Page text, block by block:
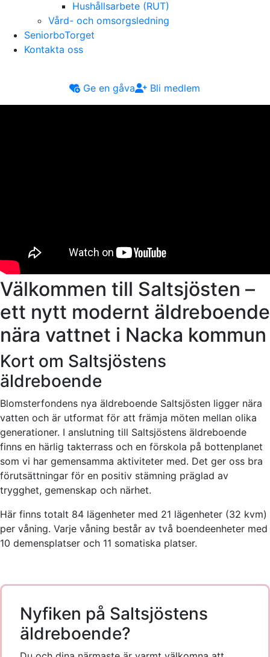
Hushållsarbete (RUT)
Vård- och omsorgsledning
SeniorboTorget
Kontakta oss
Ge en gåva Bli medlem
Välkommen till Saltsjösten –
ett nytt modernt äldreboende
nära vattnet i Nacka kommun
Kort om Saltsjöstens
äldreboende
Blomsterfondens nya äldreboende Saltsjösten ligger nära
vatten och är utformat för att främja möten mellan olika
generationer. I anslutning till Saltsjöstens äldreboende
finns en härlig takterrass och en förskola på bottenplanet
som vi har gemensamma aktiviteter med. Det ger oss bra
förutsättningar för en positiv stämning präglad av
trygghet, gemenskap och närhet.
Här finns totalt 84 lägenheter med 21 lägenheter (32 kvm)
per våning. Varje våning består av två boendeenheter med
10 demensplatser och 11 somatiska platser.
Nyfiken på Saltsjöstens
äldreboende?